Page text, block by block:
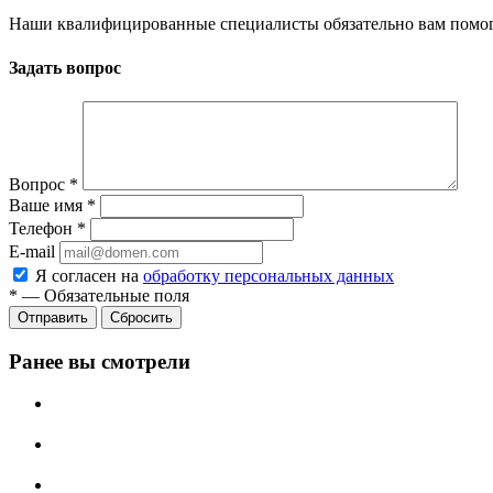
Наши квалифицированные специалисты обязательно вам
Задать вопрос
Вопрос *
Ваше имя *
Телефон *
E-mail
Я согласен на обработку персональных данных
* — Обязательные поля
Сбросить
Ранее вы смотрели